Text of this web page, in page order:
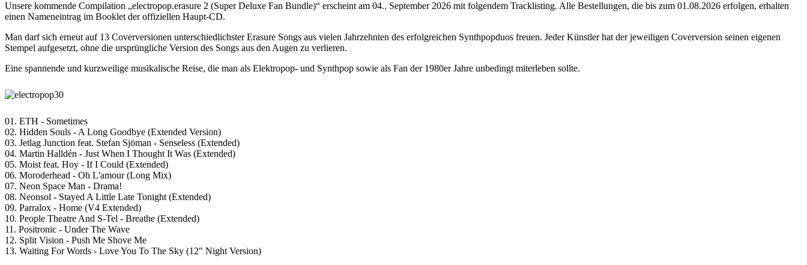
Unsere kommende Compilation „electropop.erasure 2 (Super Deluxe Fan Bundle)“ erscheint am 04.. September 2026 mit folgendem Tracklisting. Alle Bestellungen, die bis zum 01.08.2026 erfolgen, erhalten
einen Nameneintrag im Booklet der offiziellen Haupt-CD.
Man darf sich erneut auf 13 Coverversionen unterschiedlichster Erasure Songs aus vielen Jahrzehnten des erfolgreichen Synthpopduos freuen. Jeder Künstler hat der jeweiligen Coverversion seinen eigenen
Stempel aufgesetzt, ohne die ursprüngliche Version des Songs aus den Augen zu verlieren.
Eine spannende und kurzweilige musikalische Reise, die man als Elektropop- und Synthpop sowie als Fan der 1980er Jahre unbedingt miterleben sollte.
01. ETH - Sometimes
02. Hidden Souls - A Long Goodbye (Extended Version)
03. Jetlag Junction feat. Stefan Sjöman - Senseless (Extended)
04. Martin Halldén - Just When I Thought It Was (Extended)
05. Moist feat. Hoy - If I Could (Extended)
06. Moroderhead - Oh L'amour (Long Mix)
07. Neon Space Man - Drama!
08. Neonsol - Stayed A Little Late Tonight (Extended)
09. Parralox - Home (V4 Extended)
10. People Theatre And S-Tel - Breathe (Extended)
11. Positronic - Under The Wave
12. Split Vision - Push Me Shove Me
13. Waiting For Words - Love You To The Sky (12" Night Version)